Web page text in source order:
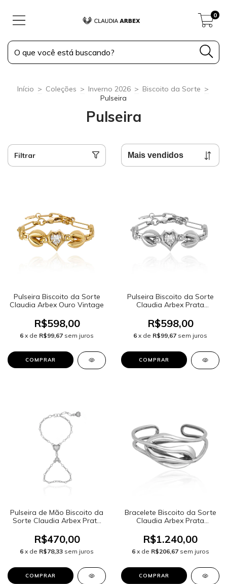
0
Início > Coleções > Inverno 2026 > Biscoito da Sorte >
Pulseira
Pulseira
Filtrar
Pulseira Biscoito da Sorte
Claudia Arbex Ouro Vintage
R$598,00
6 x de R$99,67 sem juros
Pulseira Biscoito da Sorte
Claudia Arbex Prata
R$598,00
6 x de R$99,67 sem juros
Pulseira de Mão Biscoito da
Sorte Claudia Arbex Prata
R$470,00
6 x de R$78,33 sem juros
Bracelete Biscoito da Sorte
Claudia Arbex Prata
R$1.240,00
6 x de R$206,67 sem juros